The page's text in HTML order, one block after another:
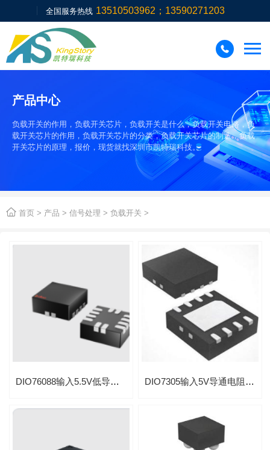
全国服务热线 13510503962；13590271203

产品中心
负载开关的作用，负载开关芯片，负载开关是什么，负载开关电路，负
载开关芯片的作用，负载开关芯片的分类，负载开关芯片的制造，负载
开关芯片的原理，报价，现货就找深圳市凯特瑞科技。
 首页 > 产品 > 信号处理 > 负载开关 >
DIO76088输入5.5V低导通阻抗2mΩ负载开关应用于服务器 DIO7305输入5V导通电阻110mΩ过压过流保护负载开关IC